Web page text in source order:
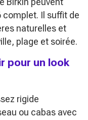
complet. Il suffit de
naturelles et
plage et soirée.
pour un look
rigide
ou cabas avec